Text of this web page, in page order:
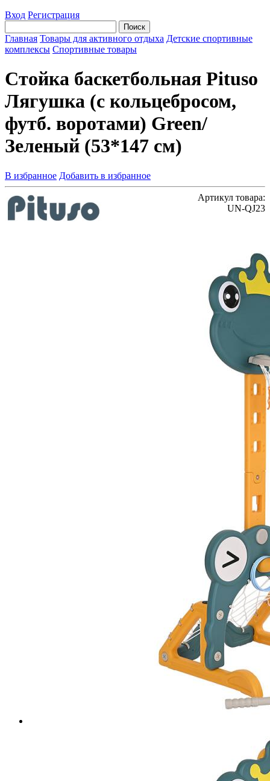
Вход Регистрация
Главная Товары для активного отдыха Детские спортивные
комплексы Спортивные товары
Стойка баскетбольная Pituso
Лягушка (с кольцебросом,
футб. воротами) Green/
Зеленый (53*147 см)
В избранное Добавить в избранное
Артикул товара:
UN-QJ23